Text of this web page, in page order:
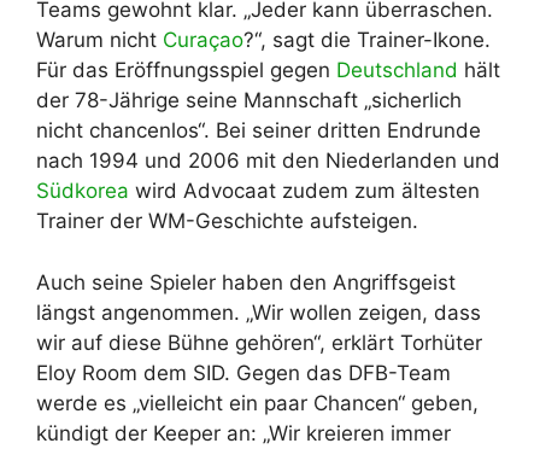
Teams gewohnt klar. „Jeder kann überraschen.
Warum nicht Curaçao?“, sagt die Trainer-Ikone.
Für das Eröffnungsspiel gegen Deutschland hält
der 78-Jährige seine Mannschaft „sicherlich
nicht chancenlos“. Bei seiner dritten Endrunde
nach 1994 und 2006 mit den Niederlanden und
Südkorea wird Advocaat zudem zum ältesten
Trainer der WM-Geschichte aufsteigen.
Auch seine Spieler haben den Angriffsgeist
längst angenommen. „Wir wollen zeigen, dass
wir auf diese Bühne gehören“, erklärt Torhüter
Eloy Room dem SID. Gegen das DFB-Team
werde es „vielleicht ein paar Chancen“ geben,
kündigt der Keeper an: „Wir kreieren immer